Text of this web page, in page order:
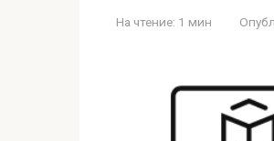
На чтение: 1 мин